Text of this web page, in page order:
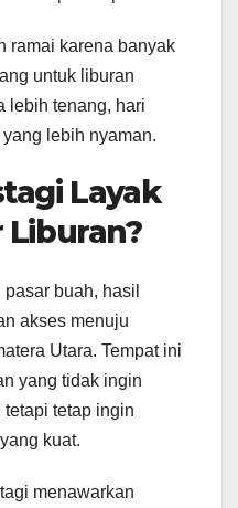
ramai karena banyak
untuk liburan
lebih tenang, hari
lebih nyaman.
Layak
buah, hasil
akses menuju
Utara. Tempat ini
yang tidak ingin
tetap ingin
kuat.
menawarkan